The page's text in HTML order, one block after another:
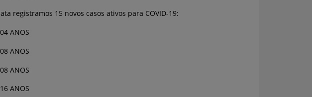
registramos 15 novos casos ativos para COVID-19:
ANOS
ANOS
ANOS
ANOS